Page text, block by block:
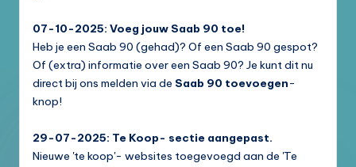
07-10-2025: Voeg jouw Saab 90 toe!
Heb je een Saab 90 (gehad)? Of een Saab 90 gespot?
Of (extra) informatie over een Saab 90? Je kunt dit nu
direct bij ons melden via de Saab 90 toevoegen-
knop!
29-07-2025: Te Koop- sectie aangepast.
Nieuwe 'te koop'- websites toegevoegd aan de 'Te